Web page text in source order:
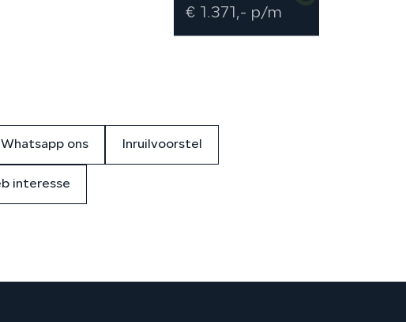
€ 1.371,- p/m
Whatsapp ons Inruilvoorstel
interesse